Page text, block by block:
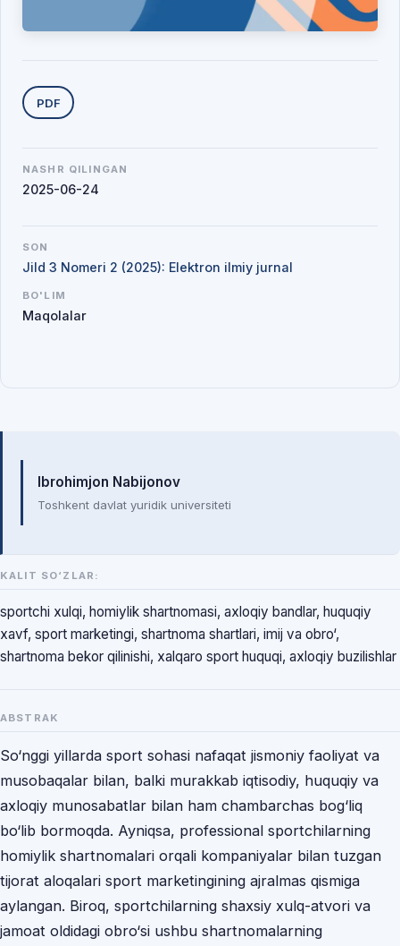
Mualliflar
Ibrohimjon Nabijonov
Toshkent davlat yuridik universiteti
KALIT SO‘ZLAR:
sportchi xulqi, homiylik shartnomasi, axloqiy bandlar, huquqiy
xavf, sport marketingi, shartnoma shartlari, imij va obro‘,
shartnoma bekor qilinishi, xalqaro sport huquqi, axloqiy buzilishlar
ABSTRAK
So‘nggi yillarda sport sohasi nafaqat jismoniy faoliyat va
musobaqalar bilan, balki murakkab iqtisodiy, huquqiy va
axloqiy munosabatlar bilan ham chambarchas bog‘liq
bo‘lib bormoqda. Ayniqsa, professional sportchilarning
homiylik shartnomalari orqali kompaniyalar bilan tuzgan
tijorat aloqalari sport marketingining ajralmas qismiga
aylangan. Biroq, sportchilarning shaxsiy xulq-atvori va
jamoat oldidagi obro‘si ushbu shartnomalarning
Yuklab olishlar
PDF
NASHR QILINGAN
2025-06-24
SON
Jild 3 Nomeri 2 (2025): Elektron ilmiy jurnal
BO'LIM
Maqolalar